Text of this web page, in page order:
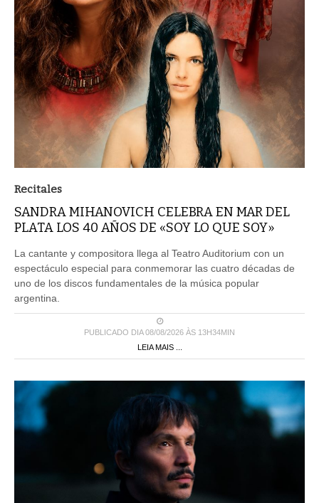
Recitales
SANDRA MIHANOVICH CELEBRA EN MAR DEL
PLATA LOS 40 AÑOS DE «SOY LO QUE SOY»
La cantante y compositora llega al Teatro Auditorium con un
espectáculo especial para conmemorar las cuatro décadas de
uno de los discos fundamentales de la música popular
argentina.
PUBLICADO DIA 08/08/2026 ÀS 13H34MIN
LEIA MAIS ...